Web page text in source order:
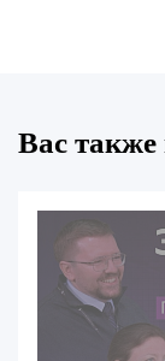
Вас также